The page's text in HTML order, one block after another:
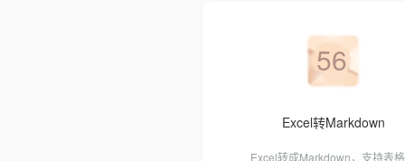
56
Excel转Markdown
Excel转成Markdown，支持表